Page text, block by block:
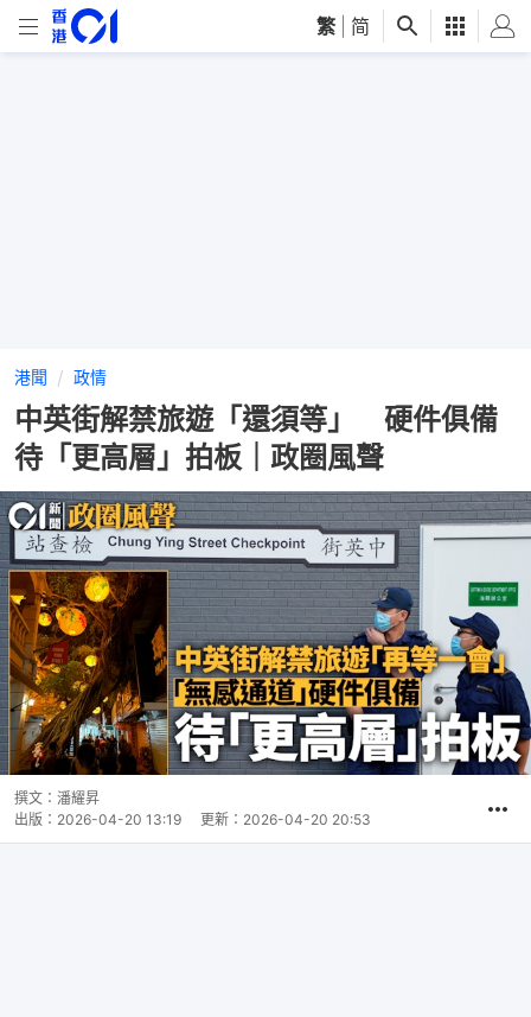
繁 简
港聞 政情
中英街解禁旅遊「還須等」 硬件俱備
待「更高層」拍板｜政圈風聲
撰文： 潘耀昇
出版： 2026-04-20 13:19 更新： 2026-04-20 20:53